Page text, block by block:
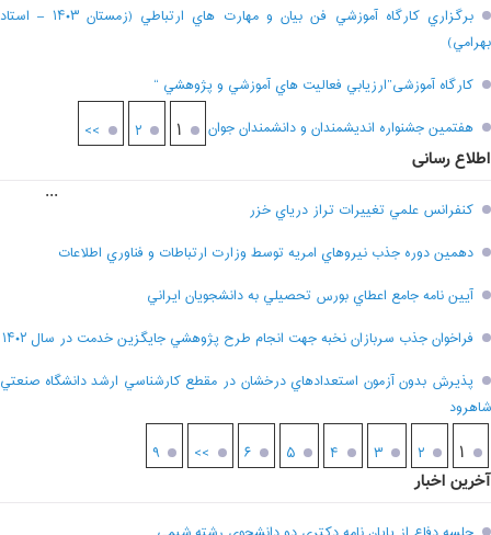
برگزاري کارگاه آموزشي فن بيان و مهارت هاي ارتباطي (زمستان ۱۴۰۳ – استاد
بهرامي)
کارگاه آموزشی”ارزيابي فعاليت هاي آموزشي و پژوهشي “
هفتمين جشنواره انديشمندان و دانشمندان جوان
۱ ۲ >>
اطلاع رسانی
کنفرانس علمي تغييرات تراز درياي خزر
دهمين دوره جذب نيروهاي امريه توسط وزارت ارتباطات و فناوري اطلاعات
آيين نامه جامع اعطاي بورس تحصيلي به دانشجويان ايراني
فراخوان جذب سربازان نخبه جهت انجام طرح پژوهشي جايگزين خدمت در سال ۱۴۰۲
پذيرش بدون آزمون استعدادهاي درخشان در مقطع کارشناسي ارشد دانشگاه صنعتي
شاهرود
۱ ۲ ۳ ۴ ۵ ۶
...
۹ >>
آخرین اخبار